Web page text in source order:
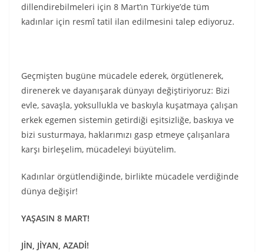
dillendirebilmeleri için 8 Mart’ın Türkiye’de tüm
kadınlar için resmî tatil ilan edilmesini talep ediyoruz.
Geçmişten bugüne mücadele ederek, örgütlenerek,
direnerek ve dayanışarak dünyayı değiştiriyoruz: Bizi
evle, savaşla, yoksullukla ve baskıyla kuşatmaya çalışan
erkek egemen sistemin getirdiği eşitsizliğe, baskıya ve
bizi susturmaya, haklarımızı gasp etmeye çalışanlara
karşı birleşelim, mücadeleyi büyütelim.
Kadınlar örgütlendiğinde, birlikte mücadele verdiğinde
dünya değişir!
YAŞASIN 8 MART!
JİN, JİYAN, AZADİ!